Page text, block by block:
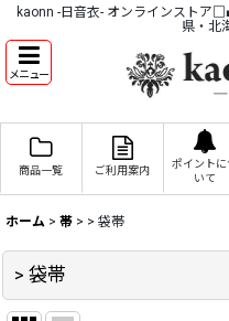
kaonn -日音衣- オンラインストア
県・北
メニュー
商品一覧 ご利用案内
ポイントに
いて
ホーム > 帯 > > 袋帯
> 袋帯